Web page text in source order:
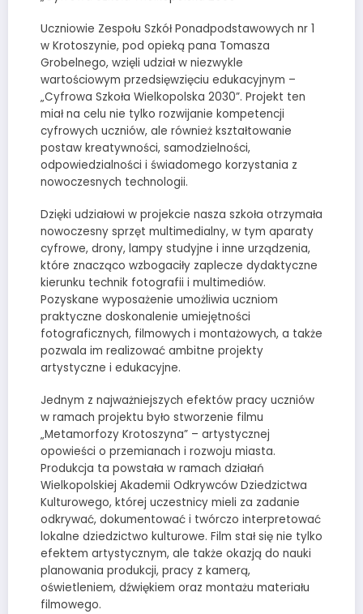
Uczniowie Zespołu Szkół Ponadpodstawowych nr 1
w Krotoszynie, pod opieką pana Tomasza
Grobelnego, wzięli udział w niezwykle
wartościowym przedsięwzięciu edukacyjnym –
„Cyfrowa Szkoła Wielkopolska 2030”. Projekt ten
miał na celu nie tylko rozwijanie kompetencji
cyfrowych uczniów, ale również kształtowanie
postaw kreatywności, samodzielności,
odpowiedzialności i świadomego korzystania z
nowoczesnych technologii.
Dzięki udziałowi w projekcie nasza szkoła otrzymała
nowoczesny sprzęt multimedialny, w tym aparaty
cyfrowe, drony, lampy studyjne i inne urządzenia,
które znacząco wzbogaciły zaplecze dydaktyczne
kierunku technik fotografii i multimediów.
Pozyskane wyposażenie umożliwia uczniom
praktyczne doskonalenie umiejętności
fotograficznych, filmowych i montażowych, a także
pozwala im realizować ambitne projekty
artystyczne i edukacyjne.
Jednym z najważniejszych efektów pracy uczniów
w ramach projektu było stworzenie filmu
„Metamorfozy Krotoszyna” – artystycznej
opowieści o przemianach i rozwoju miasta.
Produkcja ta powstała w ramach działań
Wielkopolskiej Akademii Odkrywców Dziedzictwa
Kulturowego, której uczestnicy mieli za zadanie
odkrywać, dokumentować i twórczo interpretować
lokalne dziedzictwo kulturowe. Film stał się nie tylko
efektem artystycznym, ale także okazją do nauki
planowania produkcji, pracy z kamerą,
oświetleniem, dźwiękiem oraz montażu materiału
filmowego.